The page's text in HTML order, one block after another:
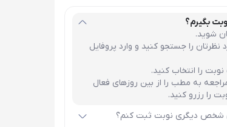
بگیرم؟
شوید.
نظرتان را جستجو کنید و وارد پروفایل
را انتخاب کنید.
به مطب را از بین روزهای فعال
را رزرو کنید.
شخص دیگری نوبت ثبت کنم؟